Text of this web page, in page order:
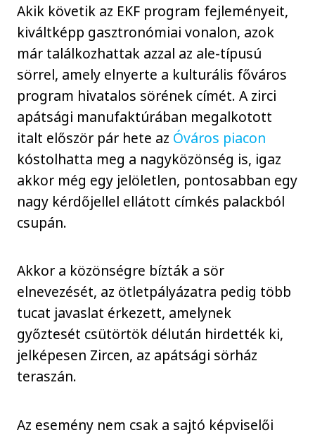
Akik követik az EKF program fejleményeit,
kiváltképp gasztronómiai vonalon, azok
már találkozhattak azzal az ale-típusú
sörrel, amely elnyerte a kulturális főváros
program hivatalos sörének címét. A zirci
apátsági manufaktúrában megalkotott
italt először pár hete az Óváros piacon
kóstolhatta meg a nagyközönség is, igaz
akkor még egy jelöletlen, pontosabban egy
nagy kérdőjellel ellátott címkés palackból
csupán.
Akkor a közönségre bízták a sör
elnevezését, az ötletpályázatra pedig több
tucat javaslat érkezett, amelynek
győztesét csütörtök délután hirdették ki,
jelképesen Zircen, az apátsági sörház
teraszán.
Az esemény nem csak a sajtó képviselői